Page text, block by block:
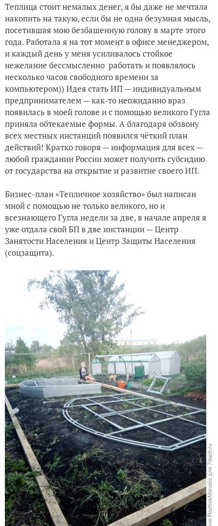
Теплица стоит немалых денег, я бы даже не мечтала
накопить на такую, если бы не одна безумная мысль,
посетившая мою безбашенную голову в марте этого
года. Работала я на тот момент в офисе менеджером,
и каждый день у меня усиливалось стойкое
нежелание бессмысленно работать и появлялось
несколько часов свободного времени за
компьютером)) Идея стать ИП — индивидуальным
предпринимателем — как-то неожиданно враз
появилась в моей голове и с помощью великого Гугла
приняла обтекаемые формы. А благодаря обзвону
всех местных инстанций появился чёткий план
действий! Кратко говоря — информация для всех —
любой гражданин России может получить субсидию
от государства на открытие и развитие своего ИП.
Бизнес-план «Тепличное хозяйство» был написан
мной с помощью не только великого, но и
всезнающего Гугла недели за две, в начале апреля я
уже отдала свой БП в две инстанции — Центр
Занятости Населения и Центр Защиты Населения
(соцзащита).